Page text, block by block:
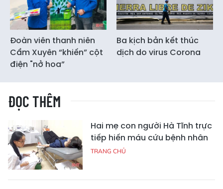
Đoàn viên thanh niên
Cẩm Xuyên “khiến” cột
điện "nở hoa”
Ba kịch bản kết thúc
dịch do virus Corona
ĐỌC THÊM
Hai mẹ con người Hà Tĩnh trực
tiếp hiến máu cứu bệnh nhân
TRANG CHỦ